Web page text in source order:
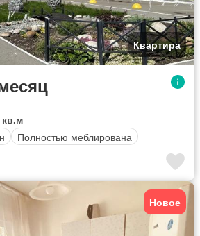
Квартира
кв.м
Полностью меблирована
Новое